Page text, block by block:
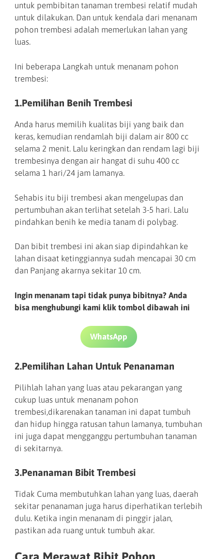
untuk pembibitan tanaman trembesi relatif mudah
untuk dilakukan. Dan untuk kendala dari menanam
pohon trembesi adalah memerlukan lahan yang
luas.
Ini beberapa Langkah untuk menanam pohon
trembesi:
1.Pemilihan Benih Trembesi
Anda harus memilih kualitas biji yang baik dan
keras, kemudian rendamlah biji dalam air 800 cc
selama 2 menit. Lalu keringkan dan rendam lagi biji
trembesinya dengan air hangat di suhu 400 cc
selama 1 hari/24 jam lamanya.
Sehabis itu biji trembesi akan mengelupas dan
pertumbuhan akan terlihat setelah 3-5 hari. Lalu
pindahkan benih ke media tanam di polybag.
Dan bibit trembesi ini akan siap dipindahkan ke
lahan disaat ketinggiannya sudah mencapai 30 cm
dan Panjang akarnya sekitar 10 cm.
Ingin menanam tapi tidak punya bibitnya? Anda
bisa menghubungi kami klik tombol dibawah ini
WhatsApp
2.Pemilihan Lahan Untuk Penanaman
Pilihlah lahan yang luas atau pekarangan yang
cukup luas untuk menanam pohon
trembesi,dikarenakan tanaman ini dapat tumbuh
dan hidup hingga ratusan tahun lamanya, tumbuhan
ini juga dapat mengganggu pertumbuhan tanaman
di sekitarnya.
3.Penanaman Bibit Trembesi
Tidak Cuma membutuhkan lahan yang luas, daerah
sekitar penanaman juga harus diperhatikan terlebih
dulu. Ketika ingin menanam di pinggir jalan,
pastikan ada ruang untuk tumbuh akar.